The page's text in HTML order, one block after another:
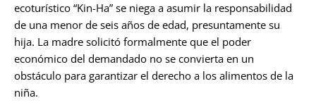
ecoturístico “Kin-Ha” se niega a asumir la responsabilidad
de una menor de seis años de edad, presuntamente su
hija. La madre solicitó formalmente que el poder
económico del demandado no se convierta en un
obstáculo para garantizar el derecho a los alimentos de la
niña.